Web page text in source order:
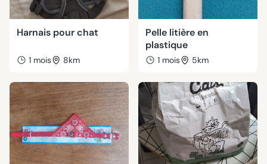
Harnais pour chat
1 mois 8km
Pelle litière en
plastique
1 mois 5km